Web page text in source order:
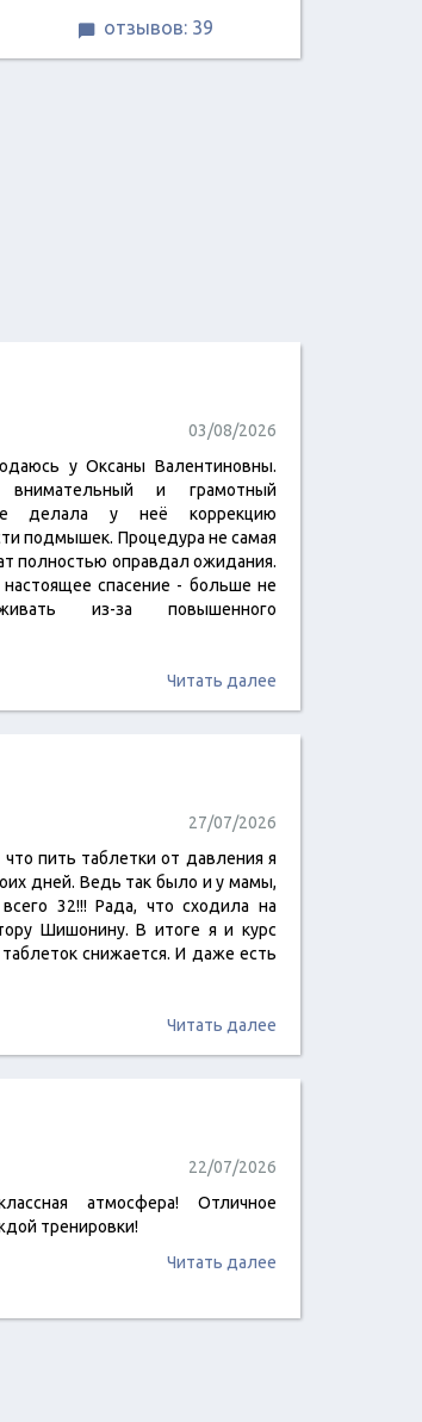
 отзывов: 39
03/08/2026
у Оксаны Валентиновны.
внимательный и грамотный
делала у неё коррекцию
подмышек. Процедура не самая
полностью оправдал ожидания.
спасение - больше не
из-за повышенного
Читать далее
27/07/2026
что пить таблетки от давления я
дней. Ведь так было и у мамы,
32!!! Рада, что сходила на
Шишонину. В итоге я и курс
снижается. И даже есть
Читать далее
22/07/2026
атмосфера! Отличное
тренировки!
Читать далее